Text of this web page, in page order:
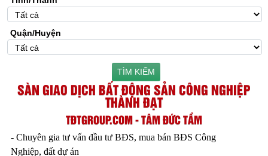
Quận/Huyện
TÌM KIẾM
SÀN GIAO DỊCH BẤT ĐỘNG SẢN CÔNG NGHIỆP
THÀNH ĐẠT
TĐTGROUP.COM - TÂM ĐỨC TẦM
- Chuyên gia tư vấn đầu tư BĐS, mua bán BĐS Công
Nghiệp, đất dự án